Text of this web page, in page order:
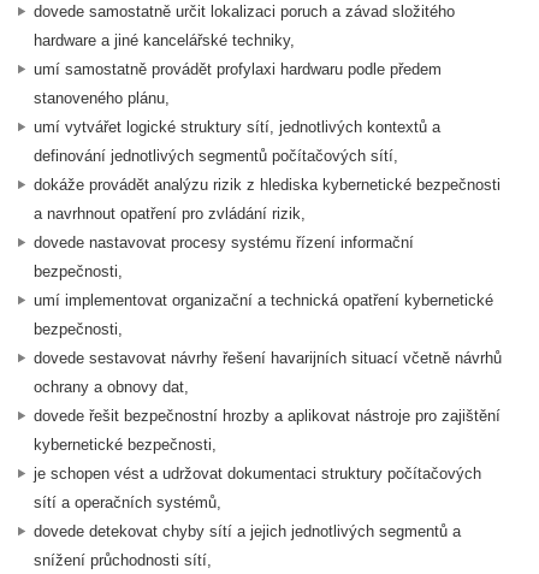
dovede samostatně určit lokalizaci poruch a závad složitého
hardware a jiné kancelářské techniky,
umí samostatně provádět profylaxi hardwaru podle předem
stanoveného plánu,
umí vytvářet logické struktury sítí, jednotlivých kontextů a
definování jednotlivých segmentů počítačových sítí,
dokáže provádět analýzu rizik z hlediska kybernetické bezpečnosti
a navrhnout opatření pro zvládání rizik,
dovede nastavovat procesy systému řízení informační
bezpečnosti,
umí implementovat organizační a technická opatření kybernetické
bezpečnosti,
dovede sestavovat návrhy řešení havarijních situací včetně návrhů
ochrany a obnovy dat,
dovede řešit bezpečnostní hrozby a aplikovat nástroje pro zajištění
kybernetické bezpečnosti,
je schopen vést a udržovat dokumentaci struktury počítačových
sítí a operačních systémů,
dovede detekovat chyby sítí a jejich jednotlivých segmentů a
snížení průchodnosti sítí,